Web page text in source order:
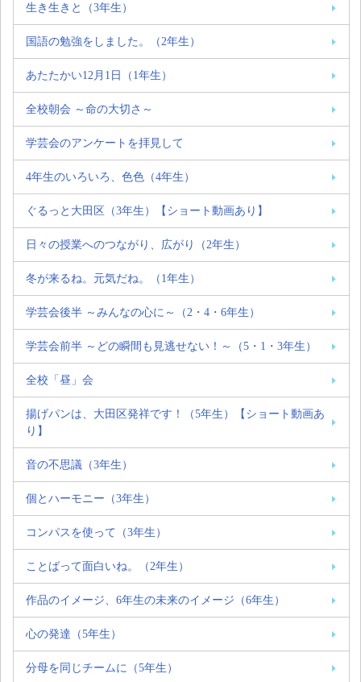
生き生きと（3年生）
国語の勉強をしました。（2年生）
あたたかい12月1日（1年生）
全校朝会 ～命の大切さ～
学芸会のアンケートを拝見して
4年生のいろいろ、色色（4年生）
ぐるっと大田区（3年生）【ショート動画あり】
日々の授業へのつながり、広がり（2年生）
冬が来るね。元気だね。（1年生）
学芸会後半 ～みんなの心に～（2・4・6年生）
学芸会前半 ～どの瞬間も見逃せない！～（5・1・3年生）
全校「昼」会
揚げパンは、大田区発祥です！（5年生）【ショート動画あ
り】
音の不思議（3年生）
個とハーモニー（3年生）
コンパスを使って（3年生）
ことばって面白いね。（2年生）
作品のイメージ、6年生の未来のイメージ（6年生）
心の発達（5年生）
分母を同じチームに（5年生）